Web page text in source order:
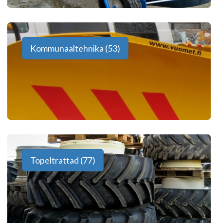
Kommunaaltehnika (53)
Topeltrattad (77)